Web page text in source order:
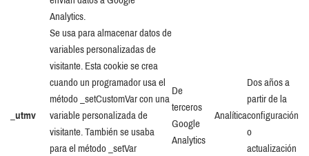
Analytics.
_utmv
Se usa para almacenar datos de
variables personalizadas de
visitante. Esta cookie se crea
cuando un programador usa el
método _setCustomVar con una
variable personalizada de
visitante. También se usaba
para el método _setVar
De
terceros
Google
Analytics
Analítica
Dos años a
partir de la
configuración
o
actualización